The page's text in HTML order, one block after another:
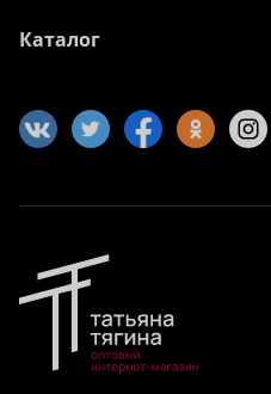
Каталог